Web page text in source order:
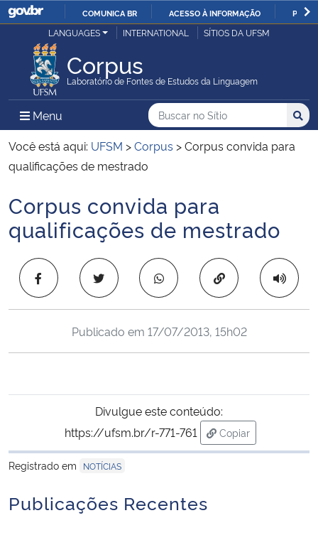
IR
COMUNICA BR ACESSO À INFORMAÇÃO
Ministério da Justiça e Segurança Pública
Ministério da Defesa
Ministério das Relações Exteriores
Ministério da Infraestrutura
Ministério da Educação
Ministério da Cidadania
Ministério de Minas e Energia
Ministério da Ciência, Tecnologia, Inovações e Comunicações
LANGUAGES INTERNATIONAL SÍTIOS DA UFSM
Corpus
Laboratório de Fontes de Estudos da Linguagem
Menu Menu Principal do Sítio
Busca
Buscar no no Sítio
Busca:
Você está aqui: UFSM >Corpus >Corpus convida para
qualificações de mestrado
Início do conteúdo
Corpus convida para
qualificações de mestrado
Copiar para área
Publicado em 17/07/2013, 15h02
Divulgue este conteúdo:
https://ufsm.br/r-771-761
Copiar
para área de
Registrado em
NOTÍCIAS
Publicações Recentes